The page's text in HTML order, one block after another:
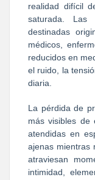
realidad difícil
saturada. Las
destinadas
médicos,
reducidos en
el ruido, la
diaria.
La pérdida de
más visibles de
atendidas en
ajenas mientras
atraviesan
intimidad,